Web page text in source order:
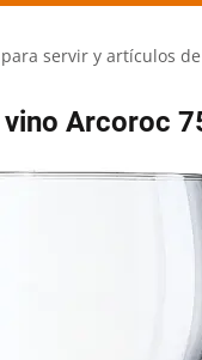
servir y artículos
Arcoroc